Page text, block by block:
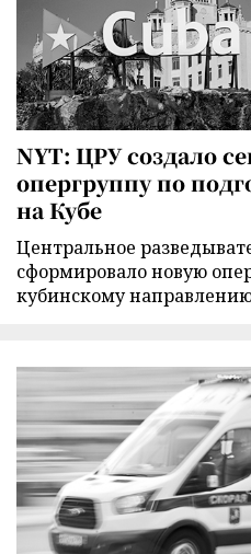
NYT: ЦРУ создало
опергруппу по
на Кубе
Центральное
сформировало новую
кубинскому